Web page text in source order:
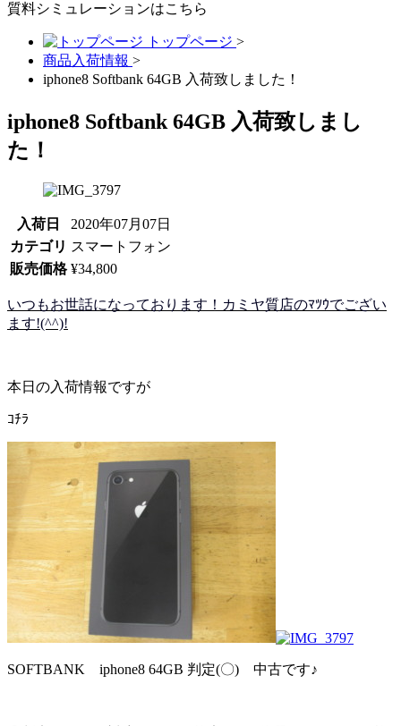
質料シミュレーションはこちら
トップページ >
商品入荷情報 >
iphone8 Softbank 64GB 入荷致しました！
iphone8 Softbank 64GB 入荷致しまし
た！
入荷日
2020年07月07日
カテゴリ スマートフォン
販売価格 ¥34,800
いつもお世話になっております！カミヤ質店のﾏﾂｳでござい
ます!(^^)!
本日の入荷情報ですが
ｺﾁﾗ
SOFTBANK iphone8 64GB 判定(〇) 中古です♪